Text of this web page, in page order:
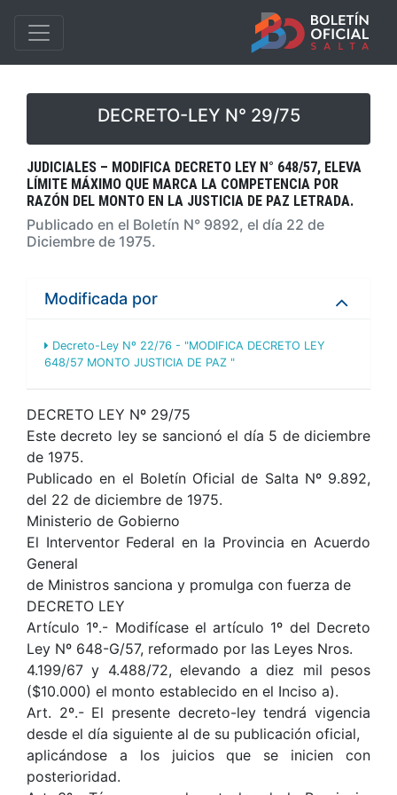
DECRETO-LEY N° 29/75
JUDICIALES – MODIFICA DECRETO LEY N° 648/57, ELEVA
LÍMITE MÁXIMO QUE MARCA LA COMPETENCIA POR
RAZÓN DEL MONTO EN LA JUSTICIA DE PAZ LETRADA.
Publicado en el Boletín N° 9892, el día 22 de
Diciembre de 1975.
Modificada por
Decreto-Ley Nº 22/76 - "MODIFICA DECRETO LEY
648/57 MONTO JUSTICIA DE PAZ "
DECRETO LEY Nº 29/75
Este decreto ley se sancionó el día 5 de diciembre
de 1975.
Publicado en el Boletín Oficial de Salta Nº 9.892,
del 22 de diciembre de 1975.
Ministerio de Gobierno
El Interventor Federal en la Provincia en Acuerdo
General
de Ministros sanciona y promulga con fuerza de
DECRETO LEY
Artículo 1º.- Modifícase el artículo 1º del Decreto
Ley Nº 648-G/57, reformado por las Leyes Nros.
4.199/67 y 4.488/72, elevando a diez mil pesos
($10.000) el monto establecido en el Inciso a).
Art. 2º.- El presente decreto-ley tendrá vigencia
desde el día siguiente al de su publicación oficial,
aplicándose a los juicios que se inicien con
posterioridad.